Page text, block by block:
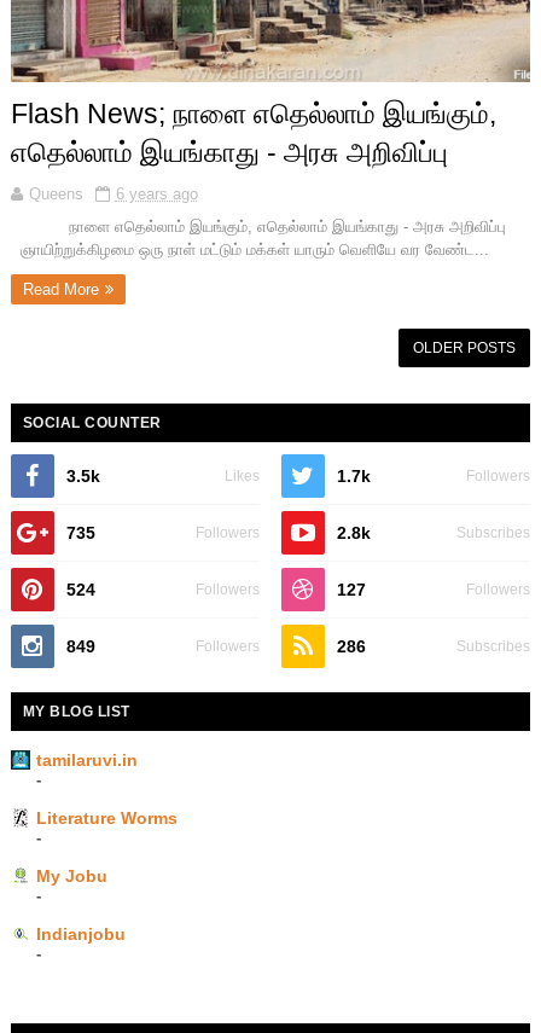
Flash News; நாளை எதெல்லாம் இயங்கும்,
எதெல்லாம் இயங்காது - அரசு அறிவிப்பு
Queens
6 years ago
நாளை எதெல்லாம் இயங்கும், எதெல்லாம் இயங்காது - அரசு அறிவிப்பு
ஞாயிற்றுக்கிழமை ஒரு நாள் மட்டும் மக்கள் யாரும் வெளியே வர வேண்ட...
Read More
OLDER POSTS
SOCIAL COUNTER
3.5k Likes 1.7k Followers
735 Followers 2.8k Subscribes
524 Followers 127 Followers
849 Followers 286 Subscribes
MY BLOG LIST
tamilaruvi.in
-
Literature Worms
-
My Jobu
-
Indianjobu
-